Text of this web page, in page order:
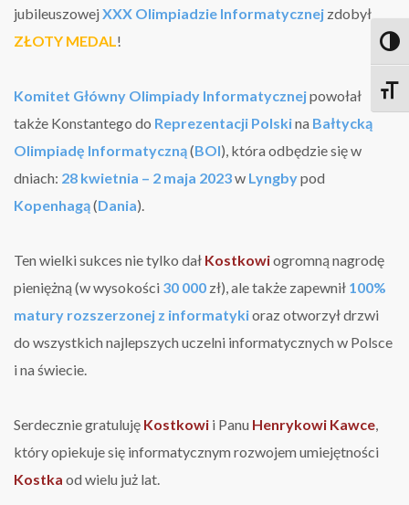
Olimpiadzie
jubileuszowej XXX Olimpiadzie Informatycznej zdobył
ZŁOTY MEDAL !
Komitet Główny Olimpiady Informatycznejpowołał
także Konstantego do Reprezentacji Polskina Bałtycką
Olimpiadę Informatyczną(BOI), która odbędzie się w
dniach: 28 kwietnia – 2 maja 2023​ w Lyngbypod
Kopenhagą(Dania​).
Ten wielki sukces nie tylko dał Kostkowiogromną nagrodę
pieniężną (w wysokości 30 000 zł), ale także zapewnił 100%
matury rozszerzonej z informatykioraz otworzył drzwi
do wszystkich najlepszych uczelni informatycznych w Polsce
i na świecie.
Serdecznie gratuluję Kostkowi i Panu Henrykowi Kawce
który opiekuje się informatycznym rozwojem umiejętności
Kostka od wielu już lat.